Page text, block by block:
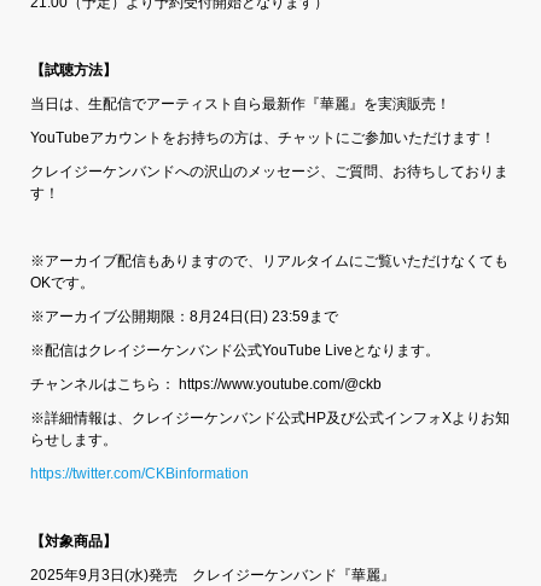
【試聴方法】
当日は、生配信でアーティスト自ら最新作『華麗』を実演販売！
YouTubeアカウントをお持ちの方は、チャットにご参加いただけます！
クレイジーケンバンドへの沢山のメッセージ、ご質問、お待ちしておりま
す！
※アーカイブ配信もありますので、リアルタイムにご覧いただけなくても
OKです。
※アーカイブ公開期限：8月24日(日) 23:59まで
※配信はクレイジーケンバンド公式YouTube Liveとなります。
チャンネルはこちら： https://www.youtube.com/@ckb
※詳細情報は、クレイジーケンバンド公式HP及び公式インフォXよりお知
らせします。
https://twitter.com/CKBinformation
【対象商品】
2025年9月3日(水)発売 クレイジーケンバンド『華麗』